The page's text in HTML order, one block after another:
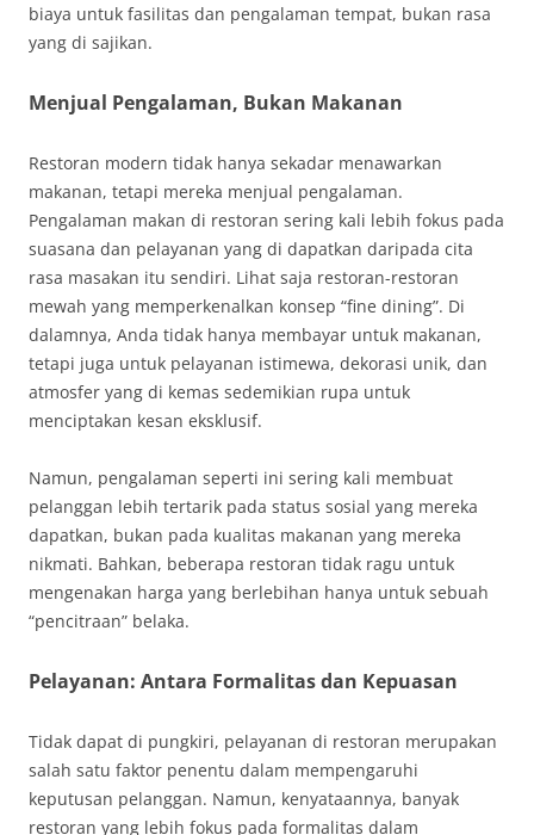
biaya untuk fasilitas dan pengalaman tempat, bukan rasa
yang di sajikan.
Menjual Pengalaman, Bukan Makanan
Restoran modern tidak hanya sekadar menawarkan
makanan, tetapi mereka menjual pengalaman.
Pengalaman makan di restoran sering kali lebih fokus pada
suasana dan pelayanan yang di dapatkan daripada cita
rasa masakan itu sendiri. Lihat saja restoran-restoran
mewah yang memperkenalkan konsep “fine dining”. Di
dalamnya, Anda tidak hanya membayar untuk makanan,
tetapi juga untuk pelayanan istimewa, dekorasi unik, dan
atmosfer yang di kemas sedemikian rupa untuk
menciptakan kesan eksklusif.
Namun, pengalaman seperti ini sering kali membuat
pelanggan lebih tertarik pada status sosial yang mereka
dapatkan, bukan pada kualitas makanan yang mereka
nikmati. Bahkan, beberapa restoran tidak ragu untuk
mengenakan harga yang berlebihan hanya untuk sebuah
“pencitraan” belaka.
Pelayanan: Antara Formalitas dan Kepuasan
Tidak dapat di pungkiri, pelayanan di restoran merupakan
salah satu faktor penentu dalam mempengaruhi
keputusan pelanggan. Namun, kenyataannya, banyak
restoran yang lebih fokus pada formalitas dalam